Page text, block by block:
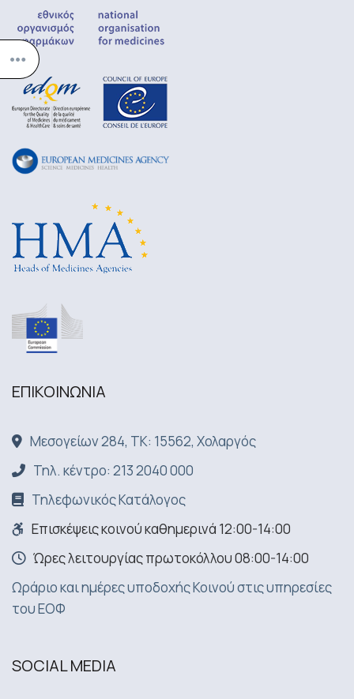
ΕΠΙΚΟΙΝΩΝΙA
Μεσογείων 284, ΤΚ: 15562, Χολαργός
Τηλ. κέντρο: 213 2040 000
Τηλεφωνικός Κατάλογος
Επισκέψεις κοινού καθημερινά 12:00-14:00
Ώρες λειτουργίας πρωτοκόλλου 08:00-14:00
Ωράριο και ημέρες υποδοχής Κοινού στις υπηρεσίες
του ΕΟΦ
SOCIAL MEDIA